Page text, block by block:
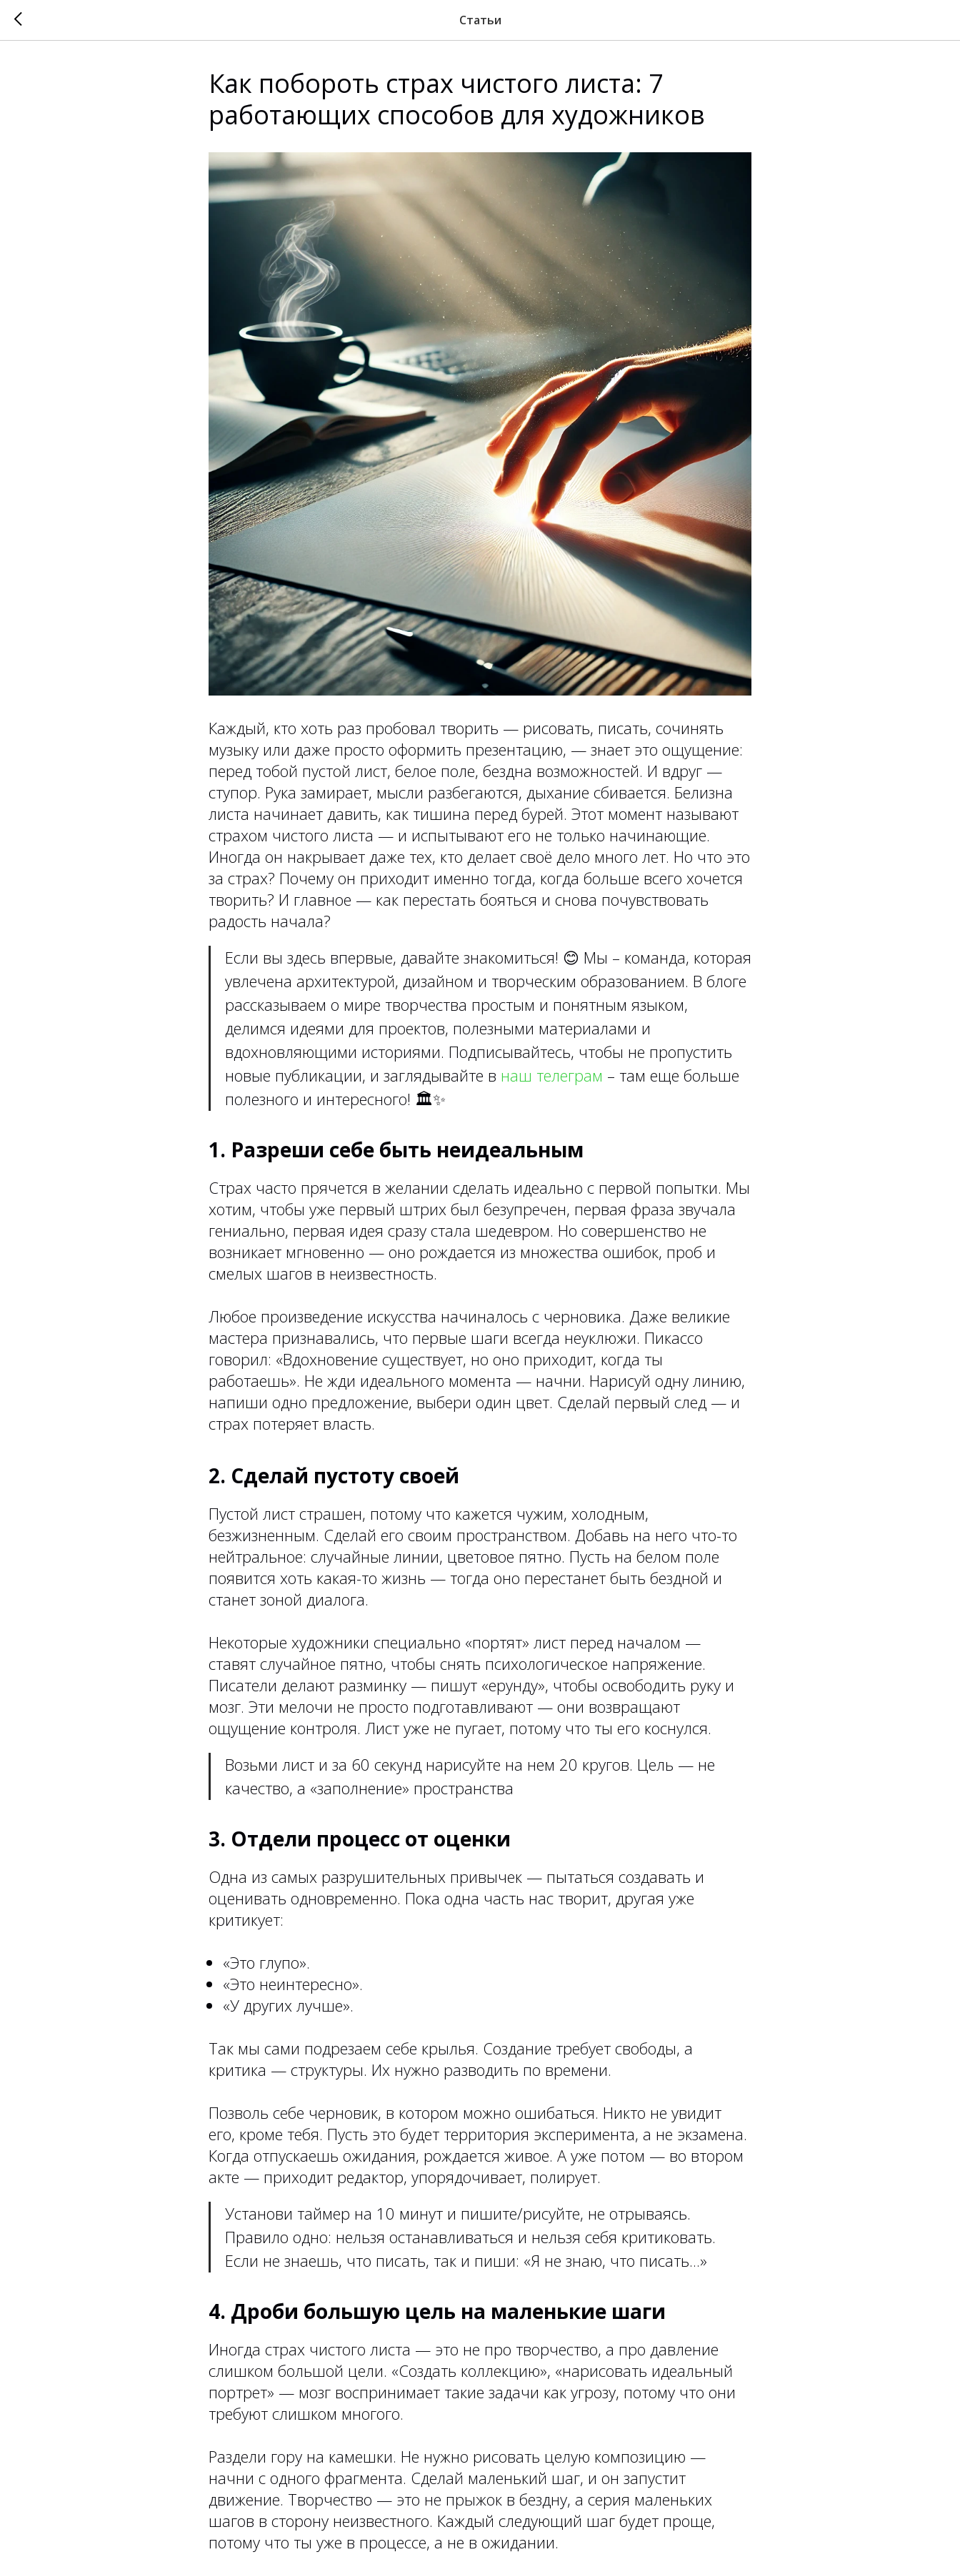
Статьи
Как побороть страх чистого листа: 7
работающих способов для художников
Каждый, кто хоть раз пробовал творить — рисовать, писать, сочинять
музыку или даже просто оформить презентацию, — знает это ощущение:
перед тобой пустой лист, белое поле, бездна возможностей. И вдруг —
ступор. Рука замирает, мысли разбегаются, дыхание сбивается. Белизна
листа начинает давить, как тишина перед бурей. Этот момент называют
страхом чистого листа — и испытывают его не только начинающие.
Иногда он накрывает даже тех, кто делает своё дело много лет. Но что это
за страх? Почему он приходит именно тогда, когда больше всего хочется
творить? И главное — как перестать бояться и снова почувствовать
радость начала?
Если вы здесь впервые, давайте знакомиться! 😊 Мы – команда, которая
увлечена архитектурой, дизайном и творческим образованием. В блоге
рассказываем о мире творчества простым и понятным языком,
делимся идеями для проектов, полезными материалами и
вдохновляющими историями. Подписывайтесь, чтобы не пропустить
новые публикации, и заглядывайте в наш телеграм – там еще больше
полезного и интересного! 🏛✨
1. Разреши себе быть неидеальным
Страх часто прячется в желании сделать идеально с первой попытки. Мы
хотим, чтобы уже первый штрих был безупречен, первая фраза звучала
гениально, первая идея сразу стала шедевром. Но совершенство не
возникает мгновенно — оно рождается из множества ошибок, проб и
смелых шагов в неизвестность.
Любое произведение искусства начиналось с черновика. Даже великие
мастера признавались, что первые шаги всегда неуклюжи. Пикассо
говорил: «Вдохновение существует, но оно приходит, когда ты
работаешь». Не жди идеального момента — начни. Нарисуй одну линию,
напиши одно предложение, выбери один цвет. Сделай первый след — и
страх потеряет власть.
2. Сделай пустоту своей
Пустой лист страшен, потому что кажется чужим, холодным,
безжизненным. Сделай его своим пространством. Добавь на него что-то
нейтральное: случайные линии, цветовое пятно. Пусть на белом поле
появится хоть какая-то жизнь — тогда оно перестанет быть бездной и
станет зоной диалога.
Некоторые художники специально «портят» лист перед началом —
ставят случайное пятно, чтобы снять психологическое напряжение.
Писатели делают разминку — пишут «ерунду», чтобы освободить руку и
мозг. Эти мелочи не просто подготавливают — они возвращают
ощущение контроля. Лист уже не пугает, потому что ты его коснулся.
Возьми лист и за 60 секунд нарисуйте на нем 20 кругов. Цель — не
качество, а «заполнение» пространства
3. Отдели процесс от оценки
Одна из самых разрушительных привычек — пытаться создавать и
оценивать одновременно. Пока одна часть нас творит, другая уже
критикует:
«Это глупо».
«Это неинтересно».
«У других лучше».
Так мы сами подрезаем себе крылья. Создание требует свободы, а
критика — структуры. Их нужно разводить по времени.
Позволь себе черновик, в котором можно ошибаться. Никто не увидит
его, кроме тебя. Пусть это будет территория эксперимента, а не экзамена.
Когда отпускаешь ожидания, рождается живое. А уже потом — во втором
акте — приходит редактор, упорядочивает, полирует.
Установи таймер на 10 минут и пишите/рисуйте, не отрываясь.
Правило одно: нельзя останавливаться и нельзя себя критиковать.
Если не знаешь, что писать, так и пиши: «Я не знаю, что писать...»
4. Дроби большую цель на маленькие шаги
Иногда страх чистого листа — это не про творчество, а про давление
слишком большой цели. «Создать коллекцию», «нарисовать идеальный
портрет» — мозг воспринимает такие задачи как угрозу, потому что они
требуют слишком многого.
Раздели гору на камешки. Не нужно рисовать целую композицию —
начни с одного фрагмента. Сделай маленький шаг, и он запустит
движение. Творчество — это не прыжок в бездну, а серия маленьких
шагов в сторону неизвестного. Каждый следующий шаг будет проще,
потому что ты уже в процессе, а не в ожидании.